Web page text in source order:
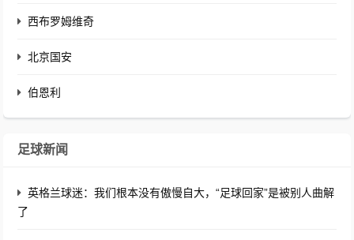
西布罗姆维奇
北京国安
伯恩利
足球新闻
英格兰球迷：我们根本没有傲慢自大，“足球回家”是被别人曲解
了